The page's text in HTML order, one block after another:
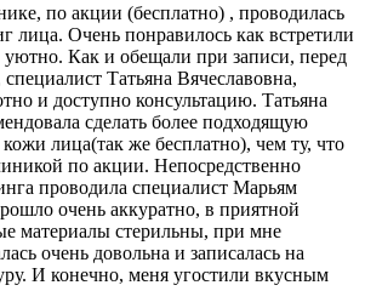
по акции (бесплатно) , проводилась
лица. Очень понравилось как встретили
Как и обещали при записи, перед
Татьяна Вячеславовна,
и доступно консультацию. Татьяна
сделать более подходящую
лица(так же бесплатно), чем ту, что
по акции. Непосредственно
проводила специалист Марьям
очень аккуратно, в приятной
материалы стерильны, при мне
очень довольна и записалась на
И конечно, меня угостили вкусным